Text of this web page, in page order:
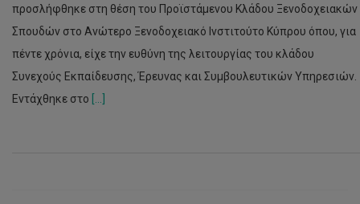
προσλήφθηκε στη θέση του Προϊστάμενου Κλάδου Ξενοδοχειακών
Σπουδών στο Ανώτερο Ξενοδοχειακό Ινστιτούτο Κύπρου όπου, για
πέντε χρόνια, είχε την ευθύνη της λειτουργίας του κλάδου
Συνεχούς Εκπαίδευσης, Έρευνας και Συμβουλευτικών Υπηρεσιών.
Εντάχθηκε στο